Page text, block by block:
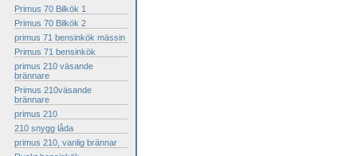
Primus 70 Bilkök 1
Primus 70 Bilkök 2
primus 71 bensinkök mässin
Primus 71 bensinkök
primus 210 väsande
brännare
Primus 210väsande
brännare
primus 210
210 snygg låda
primus 210, vanlig brännar